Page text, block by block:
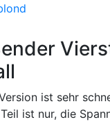
ist sehr
ist nur, die